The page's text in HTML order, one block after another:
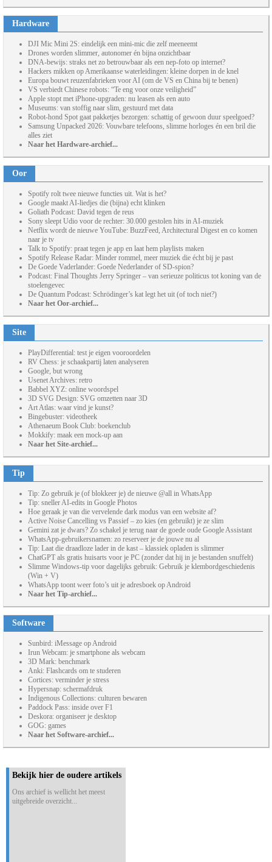
Hardware
DJI Mic Mini 2S: eindelijk een mini-mic die zelf meeneemt
Drones worden slimmer, autonomer én bijna onzichtbaar
DNA-bewijs: straks net zo betrouwbaar als een nep-foto op internet?
Hackers mikken op Amerikaanse waterleidingen: kleine dorpen in de knel
Europa bouwt reuzenfabrieken voor AI (om de VS en China bij te benen)
VS verbiedt Chinese robots: “Te eng voor onze veiligheid”
Apple stopt met iPhone-upgraden: nu leasen als een auto
Museums: van stoffig naar slim, gestuurd met data
Robot-hond Spot gaat pakketjes bezorgen: schattig of gewoon duur speelgoed?
Samsung Unpacked 2026: Vouwbare telefoons, slimme horloges én een bril die
alles ziet
Naar het Hardware-archief...
Oor
Spotify rolt twee nieuwe functies uit. Wat is het?
Google maakt AI-liedjes die (bijna) echt klinken
Goliath Podcast: David tegen de reus
Sony sleept Udio voor de rechter: 30.000 gestolen hits in AI-muziek
Netflix wordt de nieuwe YouTube: BuzzFeed, Architectural Digest en co komen
naar je tv
Talk to Spotify: praat tegen je app en laat hem playlists maken
Spotify Release Radar: Minder rommel, meer muziek die écht bij je past
De Goede Vaderlander: Goede Nederlander of SD-spion?
Podcast: Final Thoughts Jerry Springer – van serieuze politicus tot koning van de
stoelengevec
De Quantum Podcast: Schrödinger’s kat legt het uit (of toch niet?)
Naar het Oor-archief...
Site
PlayDifferential: test je eigen vooroordelen
RV Chess: je schaakpartij laten analyseren
Google, but wrong
Usenet Archives: retro
Babbel XYZ: online woordspel
3D SVG Design: SVG omzetten naar 3D
Art Atlas: waar vind je kunst?
Bingebuster: videotheek
Athenaeum Book Club: boekenclub
Mokkify: maak een mock-up aan
Naar het Site-archief...
Tip
Tip: Zo gebruik je (of blokkeer je) de nieuwe @all in WhatsApp
Tip: sneller AI-edits in Google Photos
Hoe geraak je van die vervelende dark modus van een website af?
Active Noise Cancelling vs Passief – zo kies (en gebruikt) je ze slim
Gemini zat je dwars? Zo schakel je terug naar de goede oude Google Assistant
WhatsApp-gebruikersnamen: zo reserveer je de jouwe nu al
Tip: Laat die draadloze lader in de kast – klassiek opladen is slimmer
ChatGPT als gratis huisarts voor je PC (zonder dat hij in je bestanden snuffelt)
Slimme Windows-tip voor dagelijks gebruik: Gebruik je klembordgeschiedenis
(Win + V)
WhatsApp toont weer foto’s uit je adresboek op Android
Naar het Tip-archief...
Software
Sunbird: iMessage op Android
Irun Webcam: je smartphone als webcam
3D Mark: benchmark
Anki: Flashcards om te studeren
Cortices: verminder je stress
Hypersnap: schermafdruk
Indigenous Collections: culturen bewaren
Paddock Pass: inside over F1
Deskora: organiseer je desktop
GOG: games
Naar het Software-archief...
Bekijk hier de oudere artikels
Ons archief is wellicht het meest
uitgebreide overzicht...